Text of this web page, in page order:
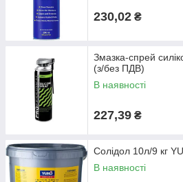
230,02 ₴
Змазка-спрей
(з/без ПДВ)
В наявності
227,39 ₴
Солідол 10л/9 кг
В наявності